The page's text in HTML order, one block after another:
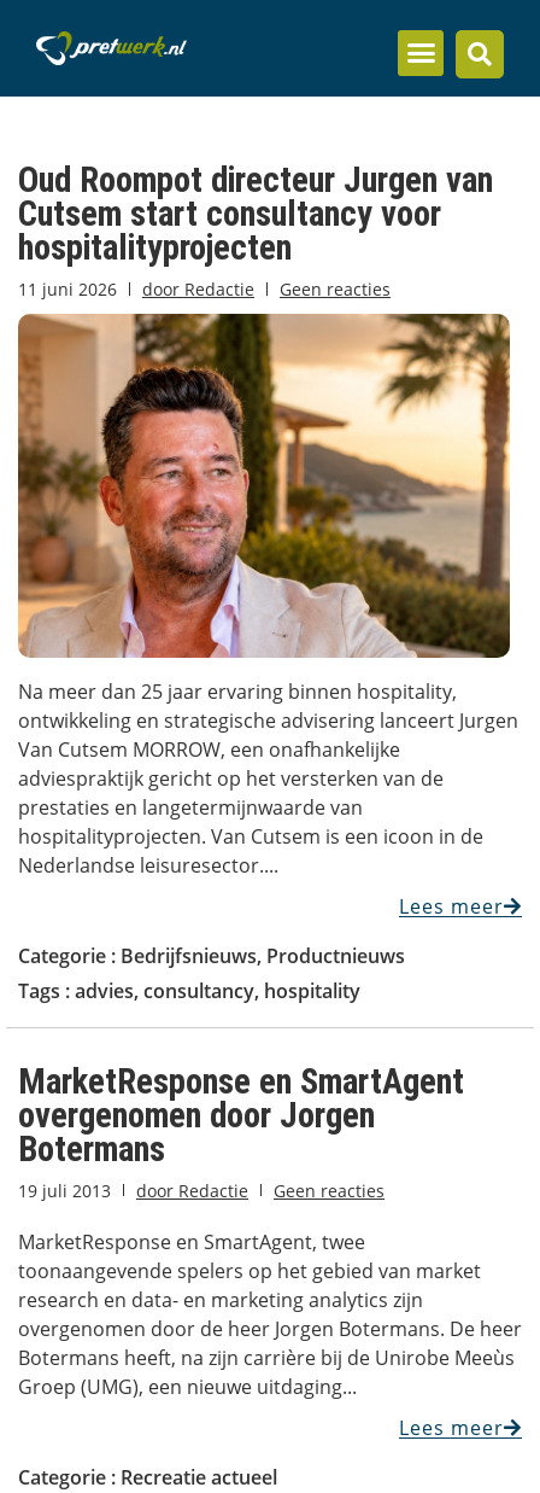
Oud Roompot directeur Jurgen van
Cutsem start consultancy voor
hospitalityprojecten
11 juni 2026 door Redactie Geen reacties
Na meer dan 25 jaar ervaring binnen hospitality,
ontwikkeling en strategische advisering lanceert Jurgen
Van Cutsem MORROW, een onafhankelijke
adviespraktijk gericht op het versterken van de
prestaties en langetermijnwaarde van
hospitalityprojecten. Van Cutsem is een icoon in de
Nederlandse leisuresector....
Lees meer
Categorie : Bedrijfsnieuws, Productnieuws
Tags :advies, consultancy, hospitality
MarketResponse en SmartAgent
overgenomen door Jorgen
Botermans
19 juli 2013 door Redactie Geen reacties
MarketResponse en SmartAgent, twee
toonaangevende spelers op het gebied van market
research en data- en marketing analytics zijn
overgenomen door de heer Jorgen Botermans. De heer
Botermans heeft, na zijn carrière bij de Unirobe Meeùs
Groep (UMG), een nieuwe uitdaging...
Lees meer
Categorie : Recreatie actueel